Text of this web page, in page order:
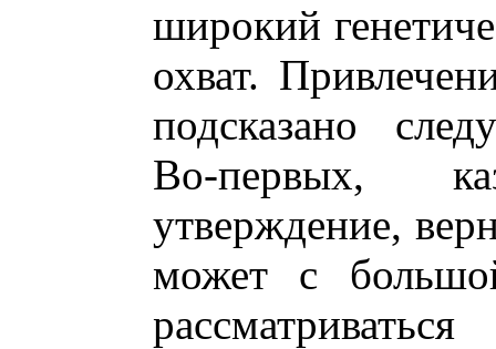
широкий
охват.
подсказано
Во-первых,
утверждение,
может с